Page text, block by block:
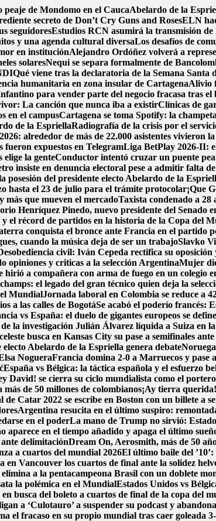
de Mondomo en el CaucaAbelardo de la
secreto de Don’t Cry Guns and RosesELN
seguidoresEstudios RCN asumirá la transmisión
y una agenda cultural diversaLos desafíos de
en instituciónAlejandro Ordóñez volverá a
solaresNequi se separa formalmente de
Qué viene tras la declaratoria de la Semana
humanitaria en zona insular de CartagenaAlivio
para vender parte del negocio fracasa tras el
La canción que nunca iba a existirClínicas de
en el campusCartagena se toma Spotify: la
de la EspriellaRadiografía de la crisis por el
alrededor de más de 22.000 asistentes vivieron
fueron expuestos en TelegramLiga BetPlay 2026-II:
elige la genteConductor intentó cruzar un puente
insiste en denuncia electoral pese a admitir falta
posesión del presidente electo Abelardo de la
hasta el 23 de julio para el trámite protocolar¡Que
más que mueven el mercadoTaxista condenado a 28
Henríquez Pinedo, nuevo presidente del Senado
el récord de partidos en la historia de la Copa del
conquista el bronce ante Francia en el partido
cuando la música deja de ser un trabajoSlavko
civil: Iván Cepeda rectifica su
opiniones y criticas a la selección ArgentinaMujer
hirió a compañera con arma de fuego en un colegio
el legado del gran técnico quien deja la
MundialJornada laboral en Colombia se reduce a
a las calles de BogotáSe acabó el poderío francés:
vs España: el duelo de gigantes europeos se
la investigación Julián Álvarez líquida a Suiza en
busca en Kansas City su pase a semifinales
electo Abelardo de la Espriella genera debate
NogueraFrancia domina 2-0 a Marruecos y pase
España vs Bélgica: la táctica española y el esfuerzo
David! se cierra su ciclo mundialista como el
de 50 millones de colombianos¡Ay tierra
Catar 2022 se escribe en Boston con un billete a
Argentina resucita en el último suspiro:
en el poderLa mano de Trump no sirvió:
aparece en el tiempo añadido y apaga el último
delimitaciónDream On, Aerosmith, más de 50
a cuartos del mundial 2026El último baile del
en Vancouver los cuartos de final ante la solidez
a la pentacampeona Brasil con un doblete
la polémica en el MundialEstados Unidos vs
busca del boleto a cuartos de final de la copa del
a ‘Culotauro’ a suspender su podcast y
el fracaso en su propio mundial tras caer goleada